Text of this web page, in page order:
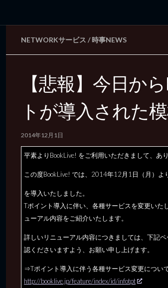
タ日記 3rd Edition
NETWORKサービス /時事NEWS
【悲報】今日か
トが導入された
2014年12月1日
平素よりBookLive! をご利用いただきまして、あ
この度BookLive! では、2014年12月1日（月）よ
を導入いたしました。
Tポイント導入に伴い、各種サービスを変更いた
ューアル内容をご紹介いたします。
詳しいリニューアル内容につきましては、 下記
認くださいますよう、 お願い申し上げます。
⇒Tポイント導入に伴う各種サービス変更につい
http://booklive.jp/feature/index/id/infotpt